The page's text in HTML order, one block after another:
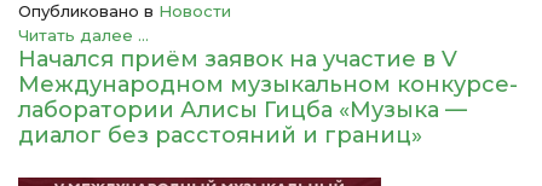
Опубликовано в Новости
Читать далее ...
Начался приём заявок на участие в V
Международном музыкальном конкурсе-
лаборатории Алисы Гицба «Музыка —
диалог без расстояний и границ»